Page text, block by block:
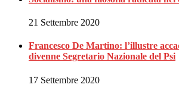
21 Settembre 2020
Francesco De Martino: l’illustre
divenne Segretario Nazionale del Psi
17 Settembre 2020